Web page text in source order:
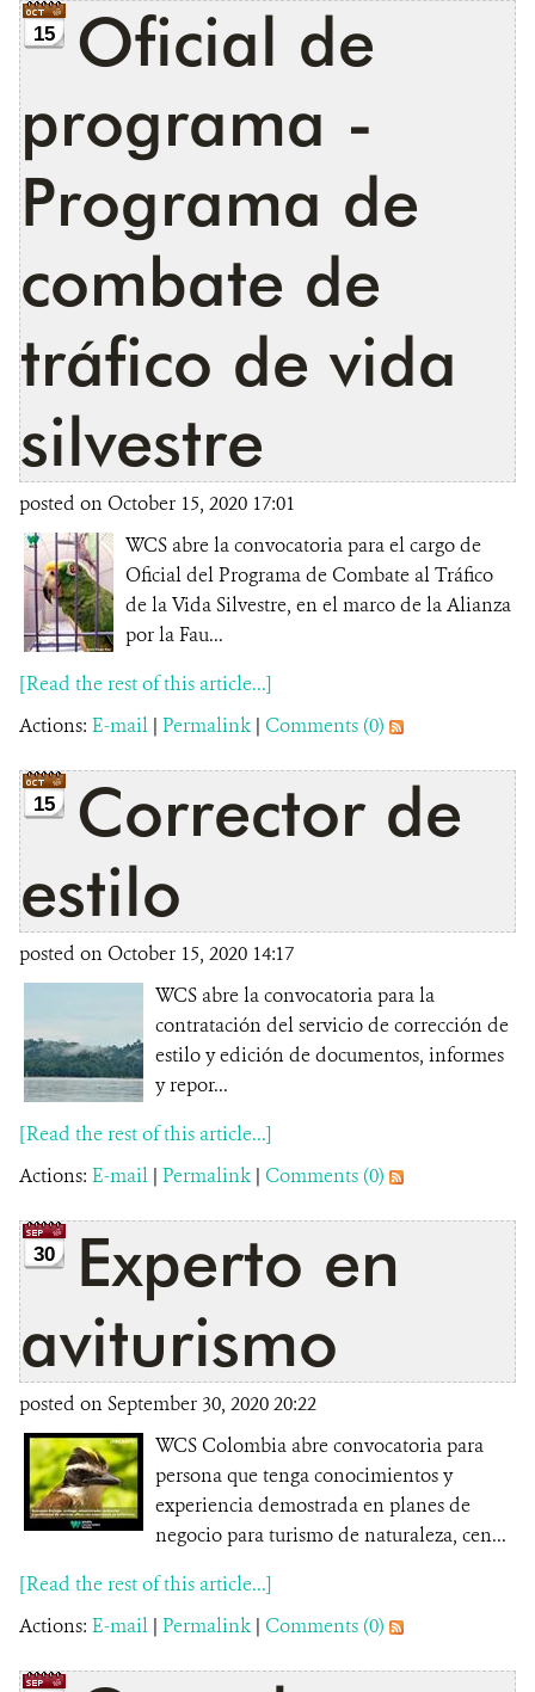
15
Oficial de
programa -
Programa de
combate de
tráfico de vida
silvestre
posted on October 15, 2020 17:01
WCS abre la convocatoria para el cargo de
Oficial del Programa de Combate al Tráfico
de la Vida Silvestre, en el marco de la Alianza
por la Fau...
[Read the rest of this article...]
Actions: E-mail | Permalink | Comments (0)
15
Corrector de
estilo
posted on October 15, 2020 14:17
WCS abre la convocatoria para la
contratación del servicio de corrección de
estilo y edición de documentos, informes
y repor...
[Read the rest of this article...]
Actions: E-mail | Permalink | Comments (0)
30
Experto en
aviturismo
posted on September 30, 2020 20:22
WCS Colombia abre convocatoria para
persona que tenga conocimientos y
experiencia demostrada en planes de
negocio para turismo de naturaleza, cen...
[Read the rest of this article...]
Actions: E-mail | Permalink | Comments (0)